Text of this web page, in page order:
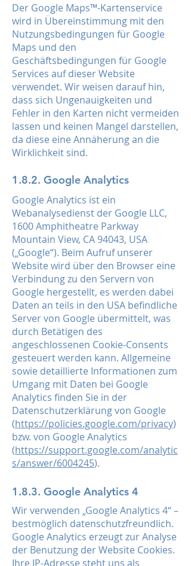
Der Google Maps™-Kartenservice
wird in Übereinstimmung mit den
Nutzungsbedingungen für Google
Maps und den
Geschäftsbedingungen für Google
Services auf dieser Website
verwendet. Wir weisen darauf hin,
dass sich Ungenauigkeiten und
Fehler in den Karten nicht vermeiden
lassen und keinen Mangel darstellen,
da diese eine Annäherung an die
Wirklichkeit sind.
1.8.2. Google Analytics
Google Analytics ist ein
Webanalysedienst der Google LLC,
1600 Amphitheatre Parkway
Mountain View, CA 94043, USA
(„Google“). Beim Aufruf unserer
Website wird über den Browser eine
Verbindung zu den Servern von
Google hergestellt, es werden dabei
Daten an teils in den USA befindliche
Server von Google übermittelt, was
durch Betätigen des
angeschlossenen Cookie-Consents
gesteuert werden kann. Allgemeine
sowie detaillierte Informationen zum
Umgang mit Daten bei Google
Analytics finden Sie in der
Datenschutzerklärung von Google
(https://policies.google.com/privacy)
bzw. von Google Analytics
(https://support.google.com/analytic
s/answer/6004245).
1.8.3. Google Analytics 4
Wir verwenden „Google Analytics 4“ –
bestmöglich datenschutzfreundlich.
Google Analytics erzeugt zur Analyse
der Benutzung der Website Cookies.
Ihre IP-Adresse steht uns als